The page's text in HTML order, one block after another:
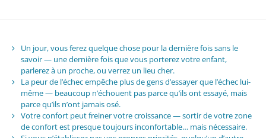
Un jour, vous ferez quelque chose pour la dernière fois sans le
savoir — une dernière fois que vous porterez votre enfant,
parlerez à un proche, ou verrez un lieu cher.
La peur de l’échec empêche plus de gens d’essayer que l’échec lui-
même — beaucoup n’échouent pas parce qu’ils ont essayé, mais
parce qu’ils n’ont jamais osé.
Votre confort peut freiner votre croissance — sortir de votre zone
de confort est presque toujours inconfortable… mais nécessaire.